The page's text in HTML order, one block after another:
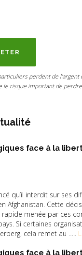
perdent de
risque important de
face à la
qu’il interdit sur ses
Afghanistan. Cette
rapide menée par ces
Si certaines
cela remet au …..
face à la